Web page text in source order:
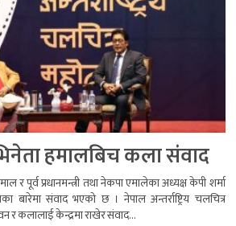
हमालबिच कला संवाद
र पूर्व प्रधानमन्त्री तथा नेकपा एमालेका अध्यक्ष केपी शर्मा
संवाद भएको छ । नेपाल अन्तर्राष्ट्रिय चलचित्र
र कलालाई केन्द्रमा राखेर संवाद...